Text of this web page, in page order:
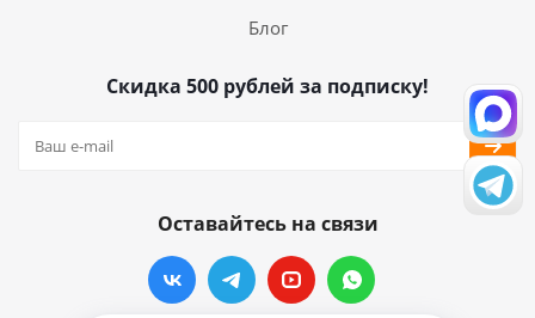
Блог
Скидка 500 рублей за подписку!
Оставайтесь на связи